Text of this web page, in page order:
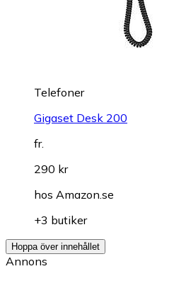
Telefoner
Gigaset Desk 200
fr.
290 kr
hos Amazon.se
+3 butiker
Hoppa över innehållet
Annons